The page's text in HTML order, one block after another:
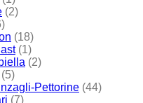
(2)
(18)
(1)
(2)
(5)
Pettorine (44)
(7)